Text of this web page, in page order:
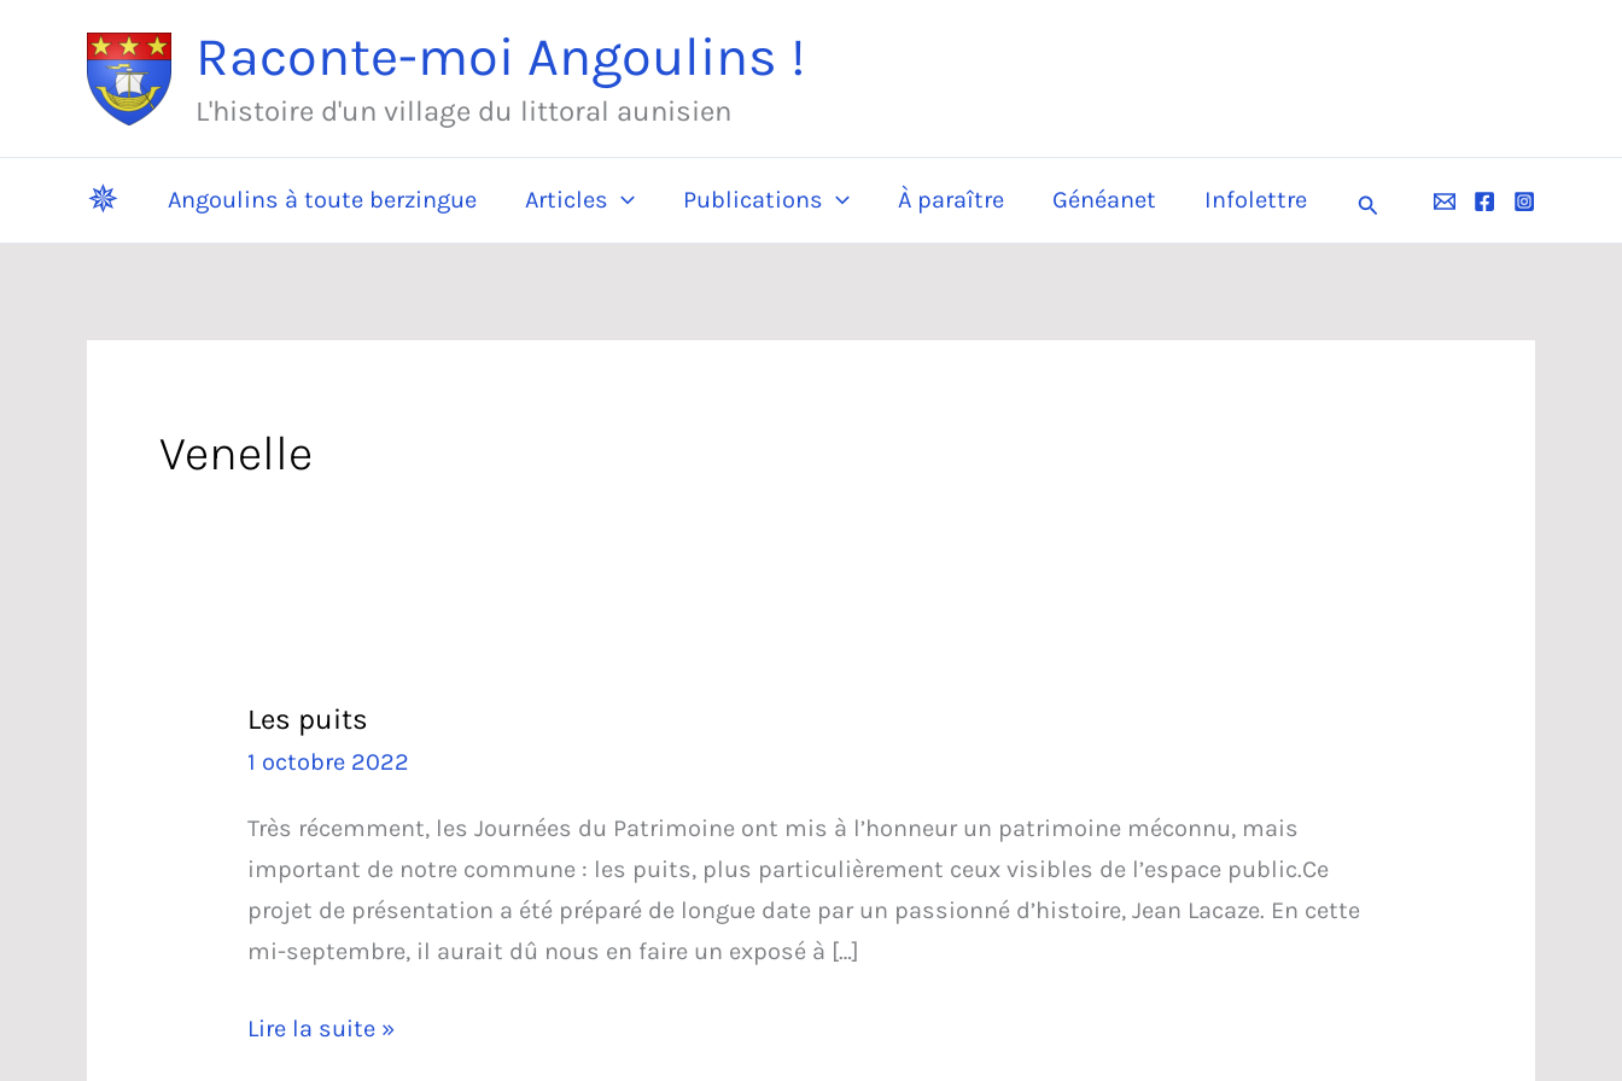
Raconte-moi Angoulins !
L'histoire d'un village du littoral aunisien
✵ Angoulins à toute berzingue Articles Publications À paraître Généanet Infolettre Rechercher
Venelle
Les puits
1 octobre 2022
Très récemment, les Journées du Patrimoine ont mis à l’honneur un patrimoine méconnu, mais
important de notre commune : les puits, plus particulièrement ceux visibles de l’espace public.Ce
projet de présentation a été préparé de longue date par un passionné d’histoire, Jean Lacaze. En cette
mi-septembre, il aurait dû nous en faire un exposé à […]
Les
Lire la suite »